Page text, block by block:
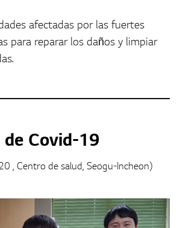
afectadas por las fuertes
para reparar los daños y limpiar
de Covid-19
, Centro de salud, Seogu-Incheon)